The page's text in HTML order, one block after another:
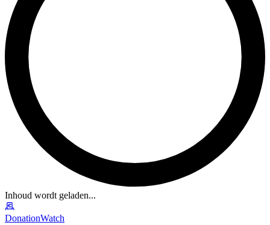
Inhoud wordt geladen...
DonationWatch